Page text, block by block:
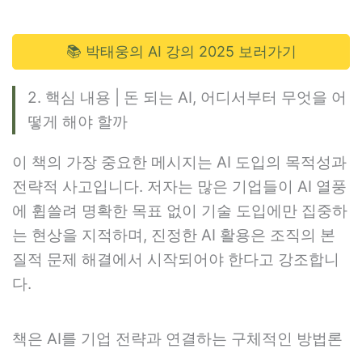
📚 박태웅의 AI 강의 2025 보러가기
2. 핵심 내용 | 돈 되는 AI, 어디서부터 무엇을 어
떻게 해야 할까
이 책의 가장 중요한 메시지는 AI 도입의 목적성과
전략적 사고입니다. 저자는 많은 기업들이 AI 열풍
에 휩쓸려 명확한 목표 없이 기술 도입에만 집중하
는 현상을 지적하며, 진정한 AI 활용은 조직의 본
질적 문제 해결에서 시작되어야 한다고 강조합니
다.
책은 AI를 기업 전략과 연결하는 구체적인 방법론